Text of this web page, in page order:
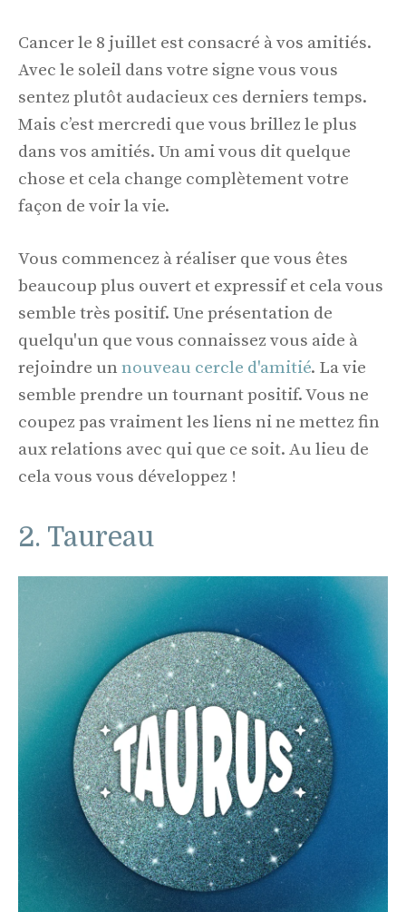
Cancer le 8 juillet est consacré à vos amitiés.
Avec le soleil dans votre signe vous vous
sentez plutôt audacieux ces derniers temps.
Mais c’est mercredi que vous brillez le plus
dans vos amitiés. Un ami vous dit quelque
chose et cela change complètement votre
façon de voir la vie.
Vous commencez à réaliser que vous êtes
beaucoup plus ouvert et expressif et cela vous
semble très positif. Une présentation de
quelqu'un que vous connaissez vous aide à
rejoindre un nouveau cercle d'amitié. La vie
semble prendre un tournant positif. Vous ne
coupez pas vraiment les liens ni ne mettez fin
aux relations avec qui que ce soit. Au lieu de
cela vous vous développez !
2. Taureau